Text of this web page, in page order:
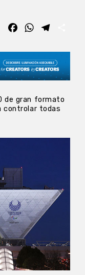
FacebookWhatsApp
de gran formato
controlar todas